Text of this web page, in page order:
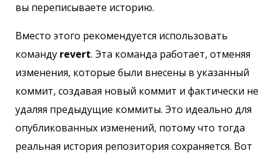
вы переписываете историю.
Вместо этого рекомендуется использовать
команду revert. Эта команда работает, отменяя
изменения, которые были внесены в указанный
коммит, создавая новый коммит и фактически не
удаляя предыдущие коммиты. Это идеально для
опубликованных изменений, потому что тогда
реальная история репозитория сохраняется. Вот